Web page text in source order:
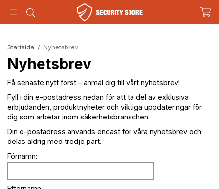
Startsida / Nyhetsbrev
Nyhetsbrev
Få senaste nytt först – anmäl dig till vårt nyhetsbrev!
Fyll i din e-postadress nedan för att ta del av exklusiva
erbjudanden, produktnyheter och viktiga uppdateringar för
dig som arbetar inom säkerhetsbranschen.
Din e-postadress används endast för våra nyhetsbrev och
delas aldrig med tredje part.
Förnamn: